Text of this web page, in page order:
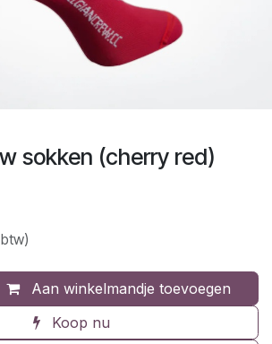
sokken (cherry red)
Aan winkelmandje toevoegen
Koop nu